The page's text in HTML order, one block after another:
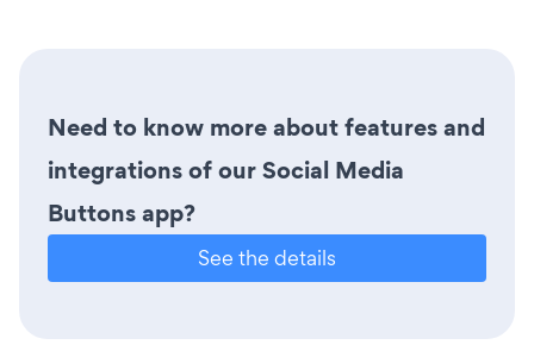
Need to know more about features and
integrations of our Social Media
Buttons app?
See the details